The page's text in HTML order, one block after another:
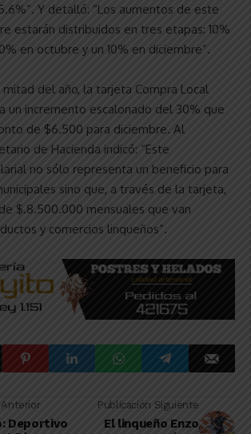
Y detalló: “Los aumentos de este
estarán distribuidos en tres etapas: 10%
en octubre y un 10% en diciembre”.
del año, la tarjeta Compra Local
un incremento escalonado del 30% que
de $6.500 para diciembre. Al
de Hacienda indicó: “Este
no sólo representa un beneficio para
sino que, a través de la tarjeta,
$.8.500.000 mensuales que van
y comercios linqueños”.
Anterior
Deportivo
Publicación Siguiente
El linqueño Enzo